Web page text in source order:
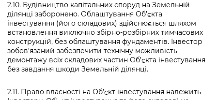
2.10. Будівництво капітальних споруд на Земельній
ділянці заборонено. Облаштування Об’єкта
інвестування (його складових) здійснюється шляхом
встановлення виключно збірно-розбірних тимчасових
конструкцій, без облаштування фундаментів. Інвестор
зобов’язаний забезпечити технічну можливість
демонтажу всіх складових частин Об’єкта інвестування
без завдання шкоди Земельній ділянці.
2.11. Право власності на Об’єкт інвестування належить